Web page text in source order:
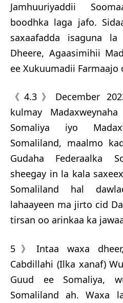
Jamhuuriyaddii
boodhka laga jafo.
saxaafadda isaguna la
Dheere, Agaasimihii
ee Xukuumadii Farmaajo
《4.3》December
kulmay
Somaliya iyo
Somaliland, maalmo
Gudaha Federaalka
sheegay in la kala
Somaliland hal
lahaayeen ma jirto cid
tirsan oo arinkaa ka
5》Intaa waxa
Cabdillahi (Ilka xanaf)
Guud ee Somaliya,
Somaliland ah. Waxa